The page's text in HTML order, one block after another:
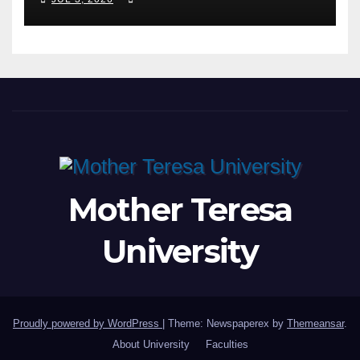
SCIENTIFIC EVENTS – MTU
RECTOR FETAJI HOLDS
Mother Teresa
University
Proudly powered by WordPress Theme: Newspaperex by Themeansar.
About University
Faculties